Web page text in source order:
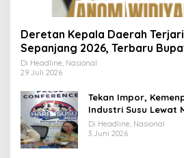
Deretan Kepala Daerah
Sepanjang 2026, Terbaru
Widiyantoro
Di Headline, Nasional
29 Juli 2026
Tekan Impor,
Industri Susu Lewat
Nusantara 2026
Di Headline, Nasional
3 Juni 2026